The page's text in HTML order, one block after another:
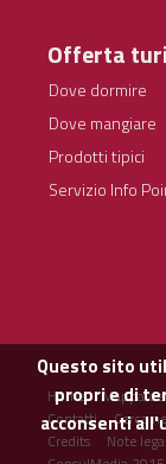
Questo sito
propri e di
acconsenti
Offerta
Dove dormire
Dove mangiare
Prodotti tipici
Servizio Info
Home
Mappa
Contatti
Cerca
Credits
Note